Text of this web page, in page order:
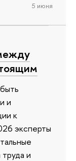
5 июня
и
к
эксперты
и